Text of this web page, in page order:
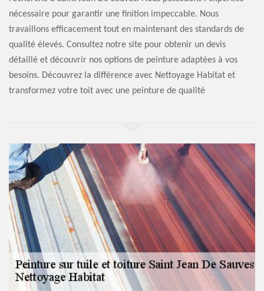
nécessaire pour garantir une finition impeccable. Nous
travaillons efficacement tout en maintenant des standards de
qualité élevés. Consultez notre site pour obtenir un devis
détaillé et découvrir nos options de peinture adaptées à vos
besoins. Découvrez la différence avec Nettoyage Habitat et
transformez votre toit avec une peinture de qualité